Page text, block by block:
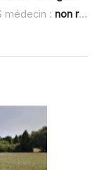
médecin : non renseigné